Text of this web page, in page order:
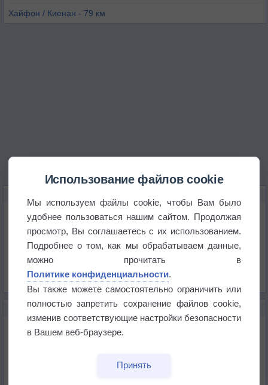
Хайфон / Киенан - 79 км
Температура
Давление
Осадки
Облачность
Список всех карт
НОВОЕ О ПОГОДЕ
Приложение построит маршрут через тень
Атмосфера начала замерзать
Использование файлов cookie
Мы используем файлы cookie, чтобы Вам было
удобнее пользоваться нашим сайтом. Продолжая
просмотр, Вы соглашаетесь с их использованием.
Подробнее о том, как мы обрабатываем данные,
можно прочитать в
Политике конфиденциальности.
Вы также можете самостоятельно ограничить или
полностью запретить сохранение файлов cookie,
изменив соответствующие настройки безопасности
в Вашем веб-браузере.
Принять